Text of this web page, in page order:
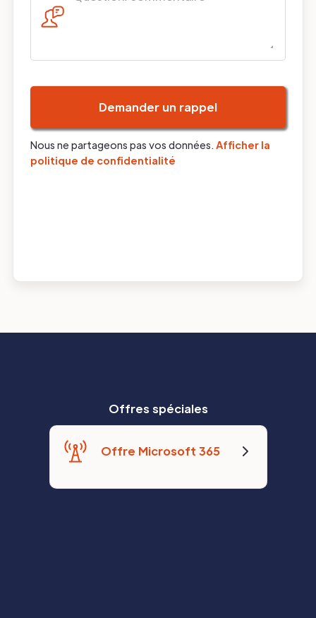
Nous ne partageons pas vos données. Afficher la
politique de confidentialité
Offres spéciales
Offre Microsoft 365